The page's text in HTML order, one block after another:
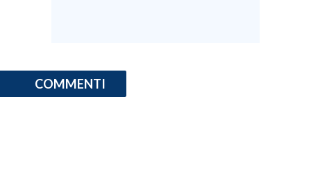
COMMENTI